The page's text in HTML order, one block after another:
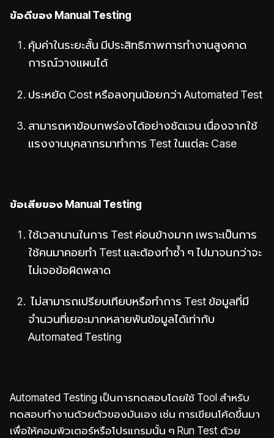
ข้อดีของ Manual Testing
คุ้มค่าในระยะสั้น มีประสิทธิภาพการทำงานสูงคาด
การณ์วางแผนได้
ประหยัด Cost หรือลงทุนน้อยกว่า Automated Test
สามารถหาข้อบกพร่องได้อย่างชัดเจน เนื่องจากใช้
แรงงานบุคลากรมาทำการ Test ในแต่ละ Case
ข้อเสียของ Manual Testing
ใช้เวลานานในการ Test ค่อนข้างมาก เพราะเป็นการ
ใช้คนมาคอยทำ Test และต้องทำซ้ำ ๆ ไปมาจนกว่าจะ
ไม่เจอข้อผิดพลาด
ไม่สามารถเปรียบเทียบหรือทำการ Test ข้อมูลที่มี
จำนวนที่เยอะมากหลายพันข้อมูลได้เท่ากับ
Automated Testing
Automated Testing เป็นการทดสอบโดยใช้ Tool สำหรับ
ทดสอบทำงานด้วยตัวของมันเอง เช่น การเขียนโค้ดขึ้นมา
เพื่อให้คอมพิวเตอร์หรือโปรแกรมนั้น ๆ Run Test ด้วย